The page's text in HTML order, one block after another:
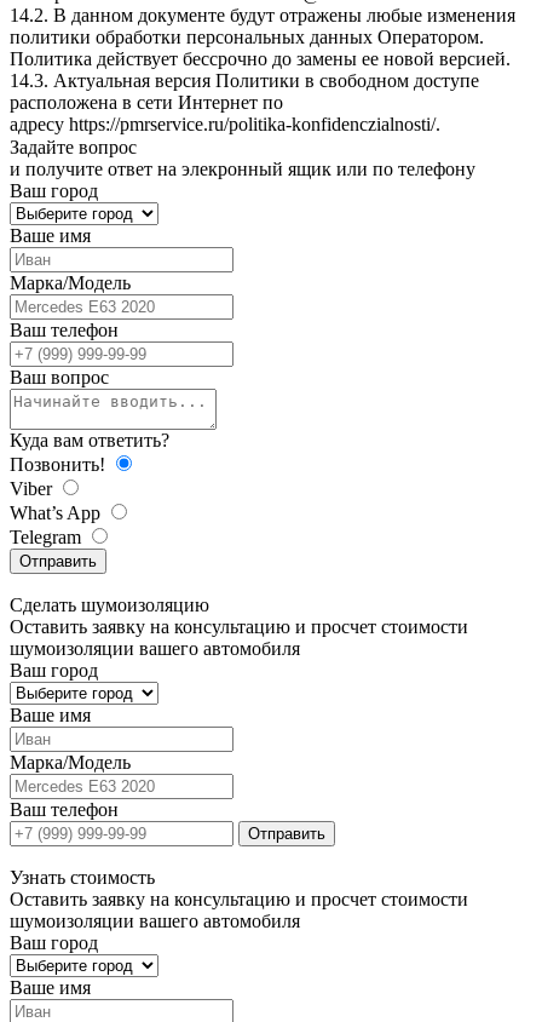
14.2. В данном документе будут отражены любые изменения
политики обработки персональных данных Оператором.
Политика действует бессрочно до замены ее новой версией.
14.3. Актуальная версия Политики в свободном доступе
расположена в сети Интернет по
адресу https://pmrservice.ru/politika-konfidenczialnosti/.
Задайте вопрос
и получите ответ на элекронный ящик или по телефону
Ваш город
Ваше имя
Марка/Модель
Ваш телефон
Ваш вопрос
Куда вам ответить?
Позвонить!
Viber
What’s App
Telegram
Отправить
Сделать шумоизоляцию
Оставить заявку на консультацию и просчет стоимости
шумоизоляции вашего автомобиля
Ваш город
Ваше имя
Марка/Модель
Ваш телефон
Отправить
Узнать стоимость
Оставить заявку на консультацию и просчет стоимости
шумоизоляции вашего автомобиля
Ваш город
Ваше имя